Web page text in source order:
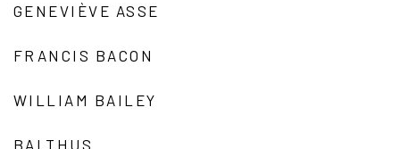
GENEVIÈVE ASSE
FRANCIS BACON
WILLIAM BAILEY
BALTHUS